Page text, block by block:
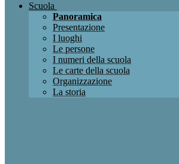
Scuola
Panoramica
Presentazione
I luoghi
Le persone
I numeri della scuola
Le carte della scuola
Organizzazione
La storia